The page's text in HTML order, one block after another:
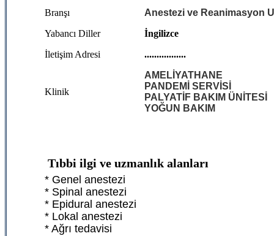
Branşı
Anestezi ve Reanimasyon
Yabancı Diller
İngilizce
İletişim Adresi
.................
Klinik
AMELİYATHANE
PANDEMİ SERVİSİ
PALYATİF BAKIM ÜNİTESİ
YOĞUN BAKIM
Tıbbi ilgi ve uzmanlık alanları
* Genel anestezi
* Spinal anestezi
* Epidural anestezi
* Lokal anestezi
* Ağrı tedavisi